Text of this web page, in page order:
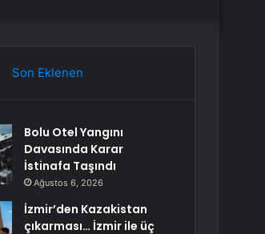
Son Eklenen
Bolu Otel Yangını
Davasında Karar
İstinafa Taşındı
Ağustos 6, 2026
İzmir’den Kazakistan
çıkarması… İzmir ile üç